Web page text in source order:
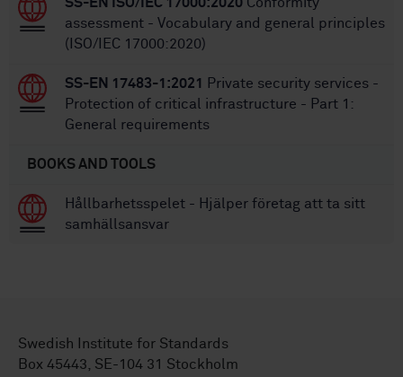
assessment - Vocabulary and general principles
(ISO/IEC 17000:2020)
SS-EN 17483-1:2021
Private security services -
Protection of critical infrastructure - Part 1:
General requirements
BOOKS AND TOOLS
Hållbarhetsspelet - Hjälper företag att ta sitt
samhällsansvar
Swedish Institute for Standards
Box 45443, SE-104 31 Stockholm